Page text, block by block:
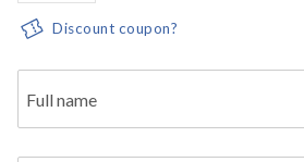
Discount coupon?
Full name